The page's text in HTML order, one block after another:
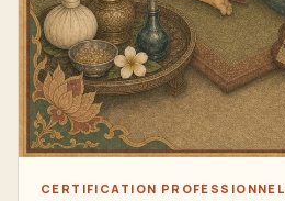
CERTIFICATION